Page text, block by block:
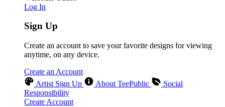
Log In
Sign Up
Create an account to save your favorite designs for viewing
anytime, on any device.
Create an Account
Artist Sign Up
About TeePublic
Social
Responsibility
Create Account